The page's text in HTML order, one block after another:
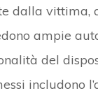
dalla vittima,
ampie
del
includono